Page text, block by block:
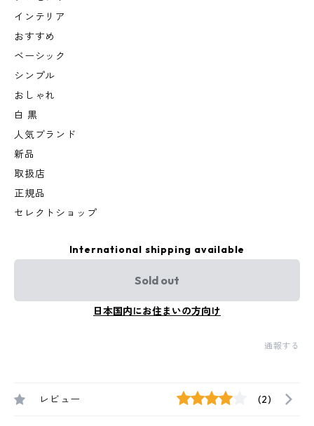
インテリア
おすすめ
ベーシック
シンプル
おしゃれ
白 黒
人気ブランド
新品
取扱店
正規品
セレクトショップ
International shipping available
Sold out
日本国内にお住まいの方向け
通報する
レビュー (2)